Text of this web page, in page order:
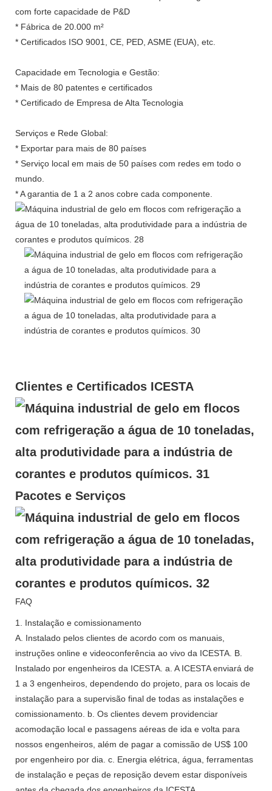
com forte capacidade de P&D
* Fábrica de 20.000 m²
* Certificados ISO 9001, CE, PED, ASME (EUA), etc.
Capacidade em Tecnologia e Gestão:
* Mais de 80 patentes e certificados
* Certificado de Empresa de Alta Tecnologia
Serviços e Rede Global:
* Exportar para mais de 80 países
* Serviço local em mais de 50 países com redes em todo o
mundo.
* A garantia de 1 a 2 anos cobre cada componente.
Clientes e Certificados ICESTA
Pacotes e Serviços
FAQ
1. Instalação e comissionamento
A. Instalado pelos clientes de acordo com os manuais,
instruções online e videoconferência ao vivo da ICESTA. B.
Instalado por engenheiros da ICESTA. a. A ICESTA enviará de
1 a 3 engenheiros, dependendo do projeto, para os locais de
instalação para a supervisão final de todas as instalações e
comissionamento. b. Os clientes devem providenciar
acomodação local e passagens aéreas de ida e volta para
nossos engenheiros, além de pagar a comissão de US$ 100
por engenheiro por dia. c. Energia elétrica, água, ferramentas
de instalação e peças de reposição devem estar disponíveis